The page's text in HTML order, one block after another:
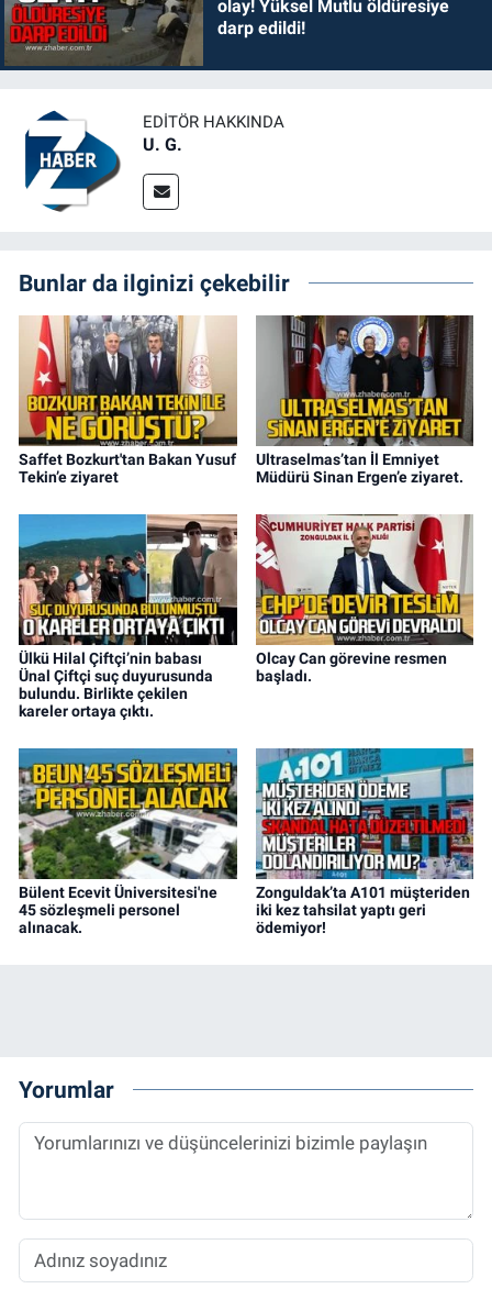
olay! Yüksel Mutlu öldüresiye
darp edildi!
EDITÖR HAKKINDA
U. G.
Bunlar da ilginizi çekebilir
Saffet Bozkurt'tan Bakan Yusuf
Tekin’e ziyaret
Ultraselmas’tan İl Emniyet
Müdürü Sinan Ergen’e ziyaret.
Ülkü Hilal Çiftçi’nin babası
Ünal Çiftçi suç duyurusunda
bulundu. Birlikte çekilen
kareler ortaya çıktı.
Olcay Can görevine resmen
başladı.
Bülent Ecevit Üniversitesi'ne
45 sözleşmeli personel
alınacak.
Zonguldak’ta A101 müşteriden
iki kez tahsilat yaptı geri
ödemiyor!
Yorumlar